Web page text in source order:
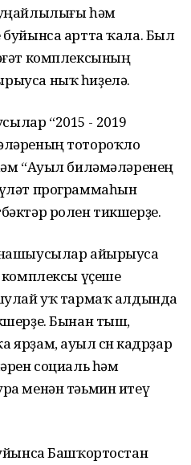
һәм
артта ҡала. Был
комплексының
ныҡ һиҙелә.
“2015 - 2019
тотороҡло
“Ауыл биләмәләренең
программаһын
ролен тикшерҙе.
айырыуса
комплексы үҫеше
уҡ тармаҡ алдында
Бынан тыш,
ауыл өсөн кадрҙар
социаль һәм
менән тәьмин итеү
Башҡортостан